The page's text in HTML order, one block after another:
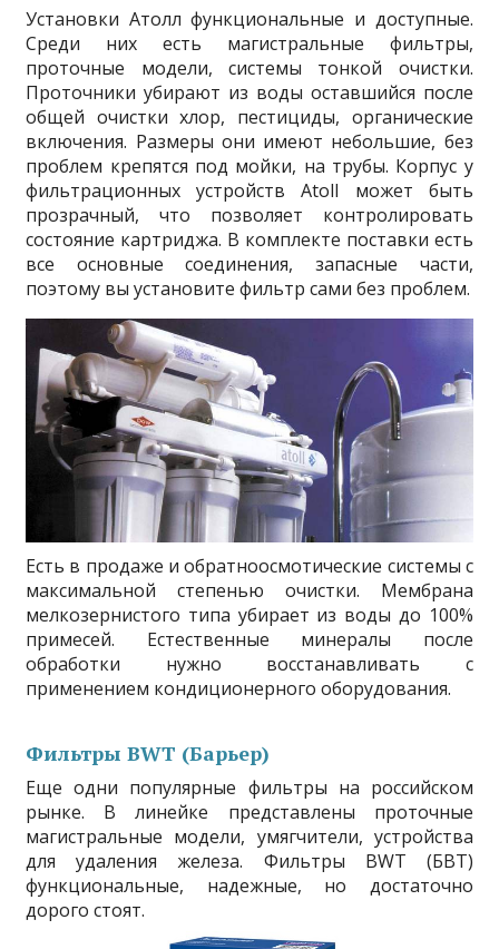
Установки Атолл функциональные и доступные.
Среди них есть магистральные фильтры,
проточные модели, системы тонкой очистки.
Проточники убирают из воды оставшийся после
общей очистки хлор, пестициды, органические
включения. Размеры они имеют небольшие, без
проблем крепятся под мойки, на трубы. Корпус у
фильтрационных устройств Atoll может быть
прозрачный, что позволяет контролировать
состояние картриджа. В комплекте поставки есть
все основные соединения, запасные части,
поэтому вы установите фильтр сами без проблем.
Есть в продаже и обратноосмотические системы с
максимальной степенью очистки. Мембрана
мелкозернистого типа убирает из воды до 100%
примесей. Естественные минералы после
обработки нужно восстанавливать с
применением кондиционерного оборудования.
Фильтры BWT (Барьер)
Еще одни популярные фильтры на российском
рынке. В линейке представлены проточные
магистральные модели, умягчители, устройства
для удаления железа. Фильтры BWT (БВТ)
функциональные, надежные, но достаточно
дорого стоят.